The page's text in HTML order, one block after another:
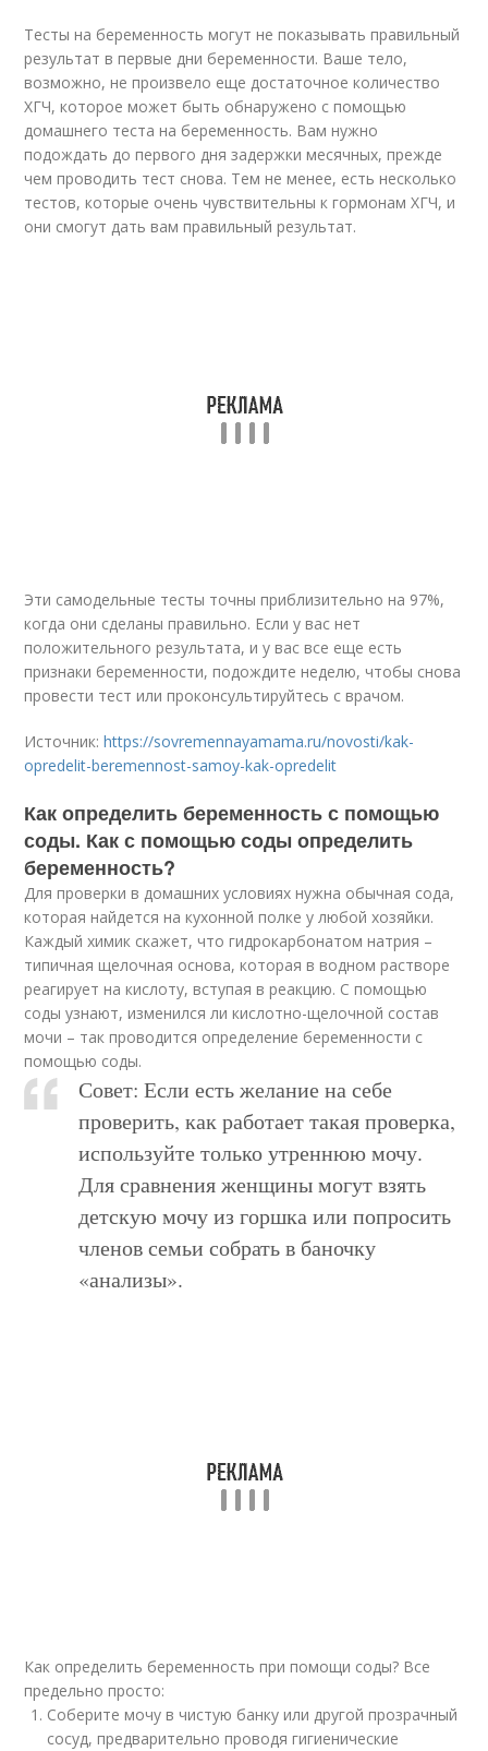
Тесты на беременность могут не показывать правильный
результат в первые дни беременности. Ваше тело,
возможно, не произвело еще достаточное количество
ХГЧ, которое может быть обнаружено с помощью
домашнего теста на беременность. Вам нужно
подождать до первого дня задержки месячных, прежде
чем проводить тест снова. Тем не менее, есть несколько
тестов, которые очень чувствительны к гормонам ХГЧ, и
они смогут дать вам правильный результат.
Эти самодельные тесты точны приблизительно на 97%,
когда они сделаны правильно. Если у вас нет
положительного результата, и у вас все еще есть
признаки беременности, подождите неделю, чтобы снова
провести тест или проконсультируйтесь с врачом.
Источник:https://sovremennayamama.ru/novosti/kak-
opredelit-beremennost-samoy-kak-opredelit
Как определить беременность с помощью
соды. Как с помощью соды определить
беременность?
Для проверки в домашних условиях нужна обычная сода,
которая найдется на кухонной полке у любой хозяйки.
Каждый химик скажет, что гидрокарбонатом натрия –
типичная щелочная основа, которая в водном растворе
реагирует на кислоту, вступая в реакцию. С помощью
соды узнают, изменился ли кислотно-щелочной состав
мочи – так проводится определение беременности с
помощью соды.
Совет: Если есть желание на себе
проверить, как работает такая проверка,
используйте только утреннюю мочу.
Для сравнения женщины могут взять
детскую мочу из горшка или попросить
членов семьи собрать в баночку
«анализы».
Как определить беременность при помощи соды? Все
предельно просто:
Соберите мочу в чистую банку или другой прозрачный
сосуд, предварительно проводя гигиенические